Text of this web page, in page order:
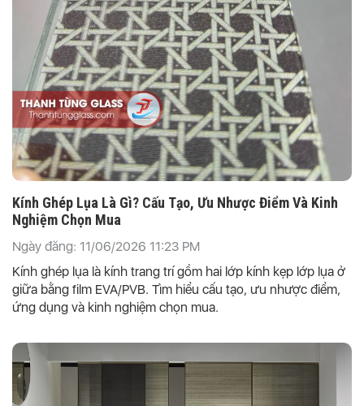
Kính Ghép Lụa Là Gì? Cấu Tạo, Ưu Nhược Điểm Và Kinh
Nghiệm Chọn Mua
Ngày đăng: 11/06/2026 11:23 PM
Kính ghép lụa là kính trang trí gồm hai lớp kính kẹp lớp lụa ở
giữa bằng film EVA/PVB. Tìm hiểu cấu tạo, ưu nhược điểm,
ứng dụng và kinh nghiệm chọn mua.